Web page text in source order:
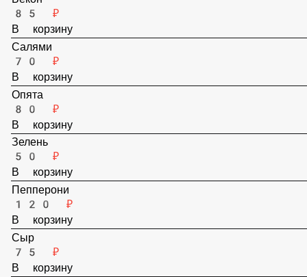
Бекон
85 ₽
В корзину
Салями
70 ₽
В корзину
Опята
80 ₽
В корзину
Зелень
50 ₽
В корзину
Пепперони